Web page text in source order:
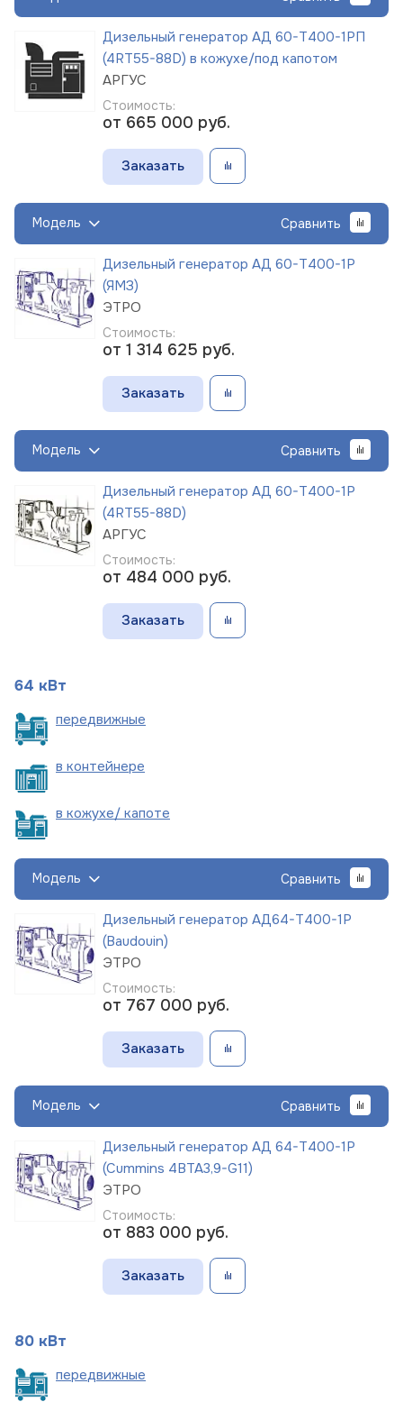
Дизельный генератор АД 60-Т400-1РП
(4RT55-88D) в кожухе/под капотом
АРГУС
Стоимость:
от 665 000 руб.
Заказать
Модель Сравнить
Дизельный генератор АД 60-Т400-1Р
(ЯМЗ)
ЭТРО
Стоимость:
от 1 314 625 руб.
Заказать
Модель Сравнить
Дизельный генератор АД 60-Т400-1Р
(4RT55-88D)
АРГУС
Стоимость:
от 484 000 руб.
Заказать
64 кВт
передвижные
в контейнере
в кожухе/ капоте
Модель Сравнить
Дизельный генератор АД64-Т400-1Р
(Baudouin)
ЭТРО
Стоимость:
от 767 000 руб.
Заказать
Модель Сравнить
Дизельный генератор АД 64-Т400-1Р
(Cummins 4BTA3,9-G11)
ЭТРО
Стоимость:
от 883 000 руб.
Заказать
80 кВт
передвижные